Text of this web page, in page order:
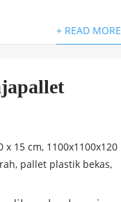
+ READ MORE
x 15 cm, 1100x1100x120
, pallet plastik bekas,